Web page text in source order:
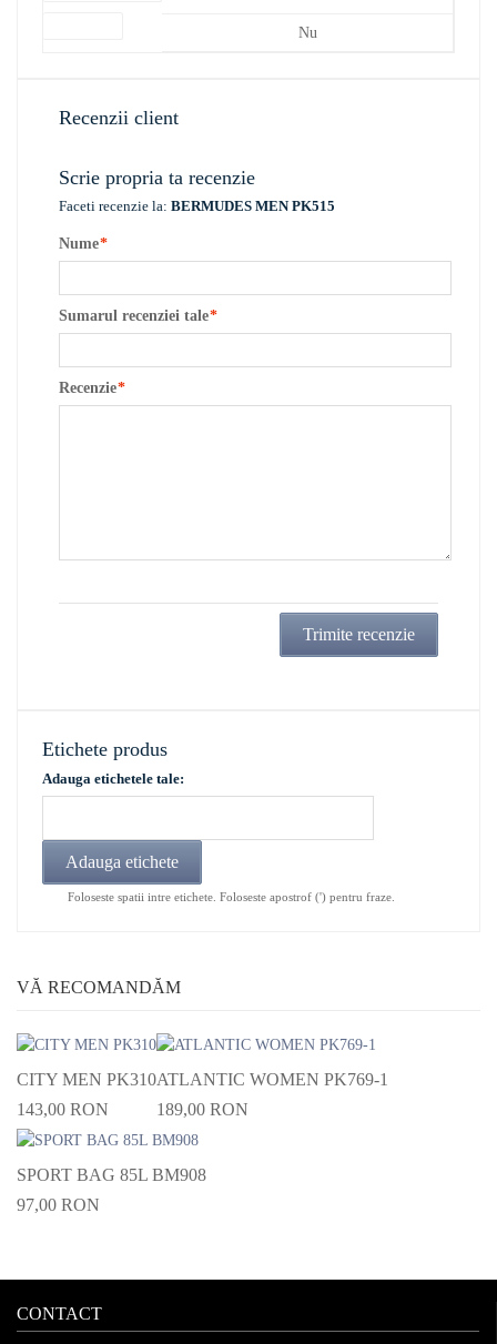
Nu
Recenzii client
Scrie propria ta recenzie
Faceti recenzie la: BERMUDES MEN PK515
*
Nume
*
Sumarul recenziei tale
*
Recenzie
Trimite recenzie
Etichete produs
Adauga etichetele tale:
Adauga etichete
Foloseste spatii intre etichete. Foloseste apostrof (') pentru fraze.
VĂ RECOMANDĂM
CITY MEN PK310
143,00 RON
ATLANTIC WOMEN PK769-1
189,00 RON
SPORT BAG 85L BM908
97,00 RON
CONTACT